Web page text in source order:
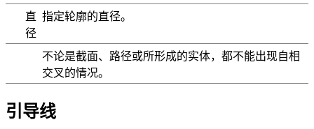
直
径
指定轮廓的直径。
不论是截面、路径或所形成的实体，都不能出现自相
交叉的情况。
引导线